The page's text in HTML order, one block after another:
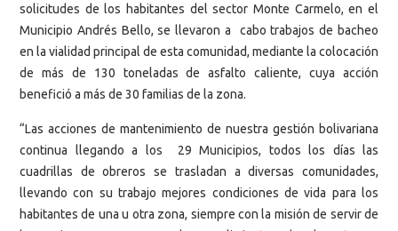
solicitudes de los habitantes del sector Monte Carmelo, en el
Municipio Andrés Bello, se llevaron a cabo trabajos de bacheo
en la vialidad principal de esta comunidad, mediante la colocación
de más de 130 toneladas de asfalto caliente, cuya acción
benefició a más de 30 familias de la zona.
“Las acciones de mantenimiento de nuestra gestión bolivariana
continua llegando a los 29 Municipios, todos los días las
cuadrillas de obreros se trasladan a diversas comunidades,
llevando con su trabajo mejores condiciones de vida para los
habitantes de una u otra zona, siempre con la misión de servir de